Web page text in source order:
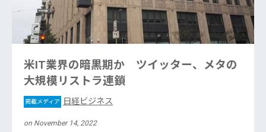
米IT業界の暗黒期か ツイッター、メタの
大規模リストラ連鎖
掲載メディア 日経ビジネス
on November 14, 2022